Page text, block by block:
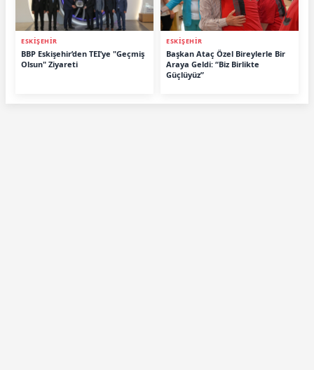
ESKİŞEHİR
BBP Eskişehir’den TEI’ye "Geçmiş
Olsun" Ziyareti
ESKİŞEHİR
Başkan Ataç Özel Bireylerle Bir
Araya Geldi: “Biz Birlikte
Güçlüyüz”